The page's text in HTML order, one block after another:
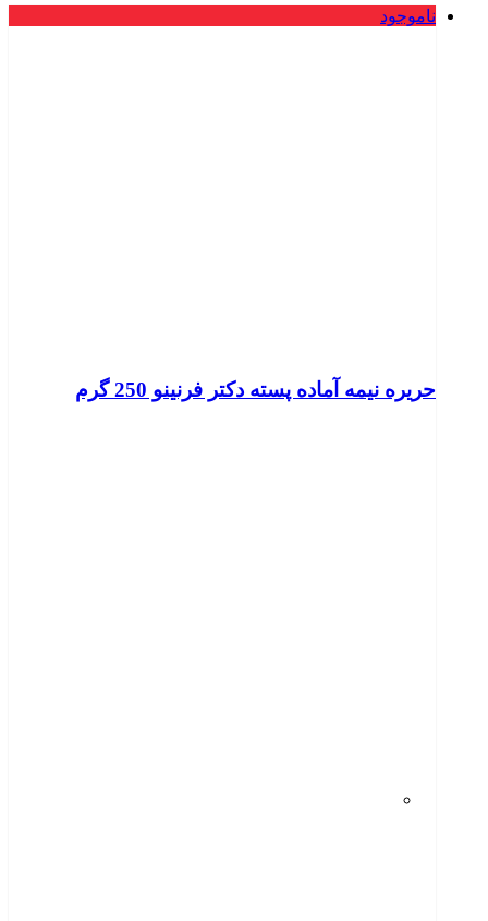
ناموجود
حریره نیمه آماده پسته دکتر فرنینو 250 گرم